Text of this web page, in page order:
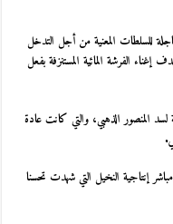
للسلطات المعنية من أجل التدخل
الفرشة المائية المستنزفة بفعل
المنصور الذهبي، والتي كانت عادة
إنتاجية النخيل التي شهدت تحسنا